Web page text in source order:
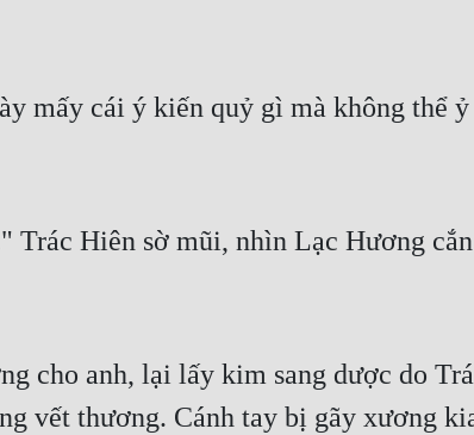
mấy cái ý kiến quỷ gì mà không thể
Hiên sờ mũi, nhìn Lạc Hương
cho anh, lại lấy kim sang dược do
vết thương. Cánh tay bị gãy xương